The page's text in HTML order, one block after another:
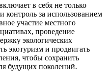
в себя не только
за использованием
участие местного
проведение
экологических
экотуризм и продвигать
чтобы сохранить
будущих поколений.